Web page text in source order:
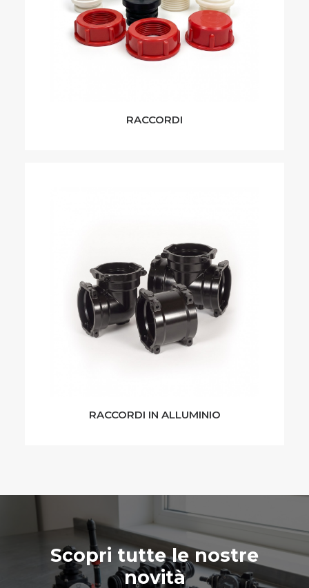
RACCORDI
RACCORDI IN ALLUMINIO
Scopri tutte le nostre
novità